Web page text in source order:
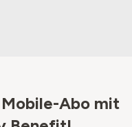
Abo mit